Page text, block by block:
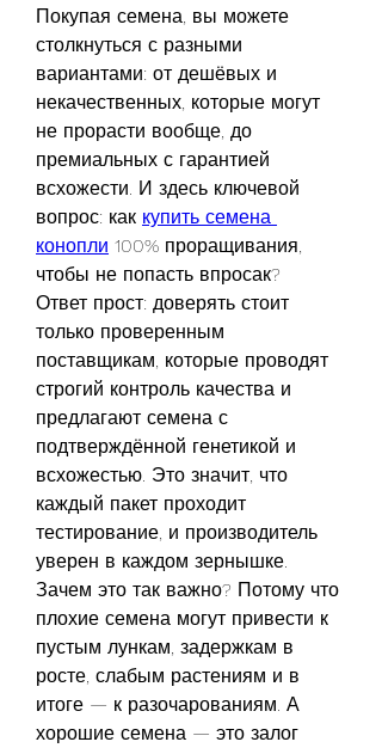
Покупая семена, вы можете
столкнуться с разными
вариантами: от дешёвых и
некачественных, которые могут
не прорасти вообще, до
премиальных с гарантией
всхожести. И здесь ключевой
вопрос: как купить семена
конопли 100% проращивания,
чтобы не попасть впросак?
Ответ прост: доверять стоит
только проверенным
поставщикам, которые проводят
строгий контроль качества и
предлагают семена с
подтверждённой генетикой и
всхожестью. Это значит, что
каждый пакет проходит
тестирование, и производитель
уверен в каждом зернышке.
Зачем это так важно? Потому что
плохие семена могут привести к
пустым лункам, задержкам в
росте, слабым растениям и в
итоге — к разочарованиям. А
хорошие семена — это залог